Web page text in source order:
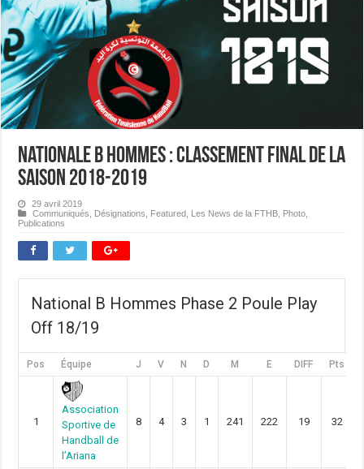
Nationale B Hommes : Classement final de la
saison 2018-2019
29 avril 2019
Communiqués
Désignations Featured Les News de la FTHB Photo
Publications
National B Hommes Phase 2 Poule Play
Off 18/19
Pos Équipe J V N D M E DIFF Pts
1
Association
Sportive de
Handball de
l’Ariana
8 4 3 1 241 222 19 32